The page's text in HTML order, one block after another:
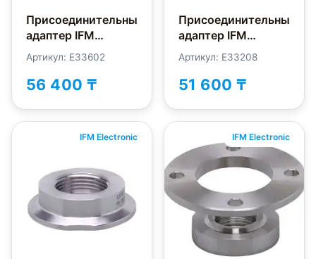
Присоединительный
адаптер IFM
Electronic E33602
Артикул: E33602
56 400 ₸
Присоединительный
адаптер IFM
Electronic E33208
Артикул: E33208
51 600 ₸
IFM Electronic IFM Electronic